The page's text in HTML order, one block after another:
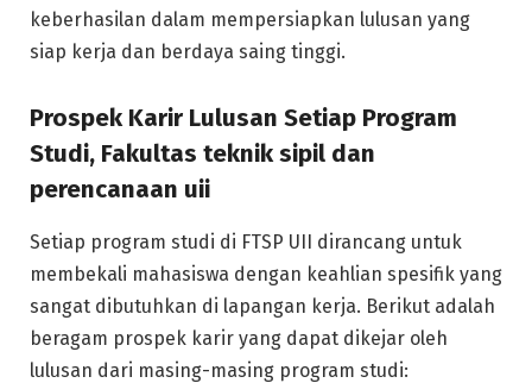
keberhasilan dalam mempersiapkan lulusan yang
siap kerja dan berdaya saing tinggi.
Prospek Karir Lulusan Setiap Program
Studi, Fakultas teknik sipil dan
perencanaan uii
Setiap program studi di FTSP UII dirancang untuk
membekali mahasiswa dengan keahlian spesifik yang
sangat dibutuhkan di lapangan kerja. Berikut adalah
beragam prospek karir yang dapat dikejar oleh
lulusan dari masing-masing program studi: